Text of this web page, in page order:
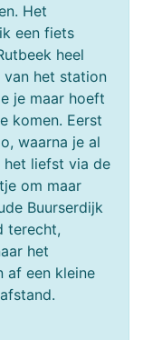
Het
een fiets
heel
van het station
je maar hoeft
komen. Eerst
waarna je al
het liefst via de
om maar
Buurserdijk
terecht,
het
af een kleine